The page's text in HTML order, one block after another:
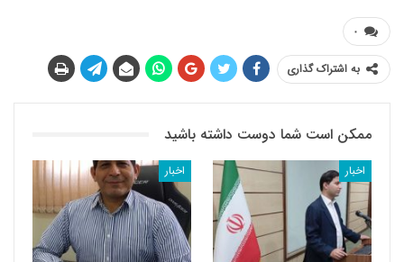
۰
به اشتراک گذاری
ممکن است شما دوست داشته باشید
اخبار اخبار